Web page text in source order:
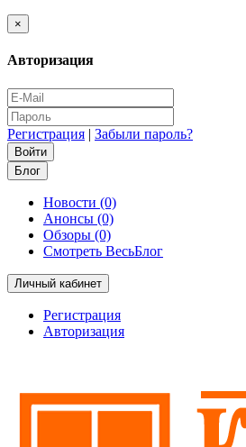
×
Авторизация
Регистрация | Забыли пароль?
Блог
Новости (0)
Анонсы (0)
Обзоры (0)
Смотреть ВесьБлог
Личный кабинет
Регистрация
Авторизация